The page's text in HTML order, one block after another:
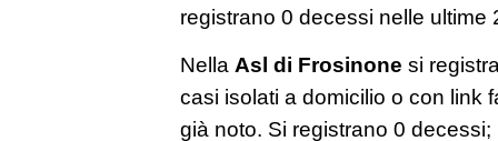
registrano 0 decessi nelle ultime
Nella Asl di Frosinone si
casi isolati a domicilio o con link
già noto. Si registrano 0 decessi;